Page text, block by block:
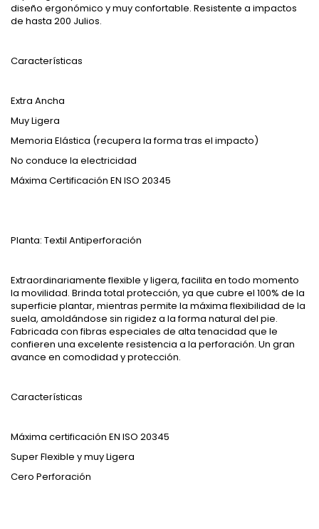
diseño ergonómico y muy confortable. Resistente a impactos
de hasta 200 Julios.
Características
Extra Ancha
Muy Ligera
Memoria Elástica (recupera la forma tras el impacto)
No conduce la electricidad
Máxima Certificación EN ISO 20345
Planta: Textil Antiperforación
Extraordinariamente flexible y ligera, facilita en todo momento
la movilidad. Brinda total protección, ya que cubre el 100% de la
superficie plantar, mientras permite la máxima flexibilidad de la
suela, amoldándose sin rigidez a la forma natural del pie.
Fabricada con fibras especiales de alta tenacidad que le
confieren una excelente resistencia a la perforación. Un gran
avance en comodidad y protección.
Características
Máxima certificación EN ISO 20345
Super Flexible y muy Ligera
Cero Perforación